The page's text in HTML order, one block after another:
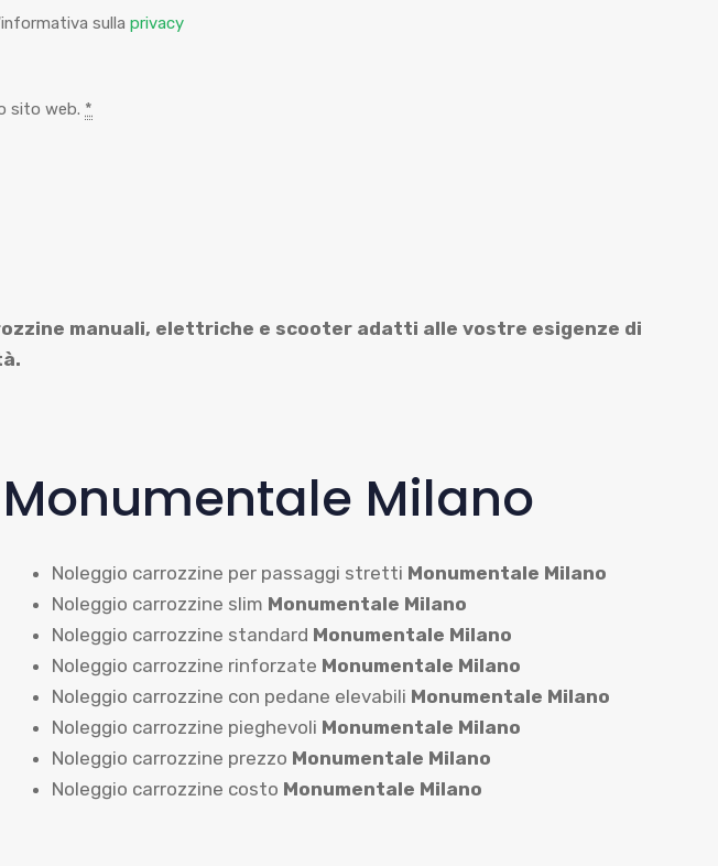
sulla privacy
sito web. *
manuali, elettriche e scooter adatti alle vostre esigenze di
Monumentale Milano
Noleggio carrozzine per passaggi stretti Monumentale Milano
Noleggio carrozzine slim Monumentale Milano
Noleggio carrozzine standard Monumentale Milano
Noleggio carrozzine rinforzate Monumentale Milano
Noleggio carrozzine con pedane elevabili Monumentale Milano
Noleggio carrozzine pieghevoli Monumentale Milano
Noleggio carrozzine prezzo Monumentale Milano
Noleggio carrozzine costo Monumentale Milano